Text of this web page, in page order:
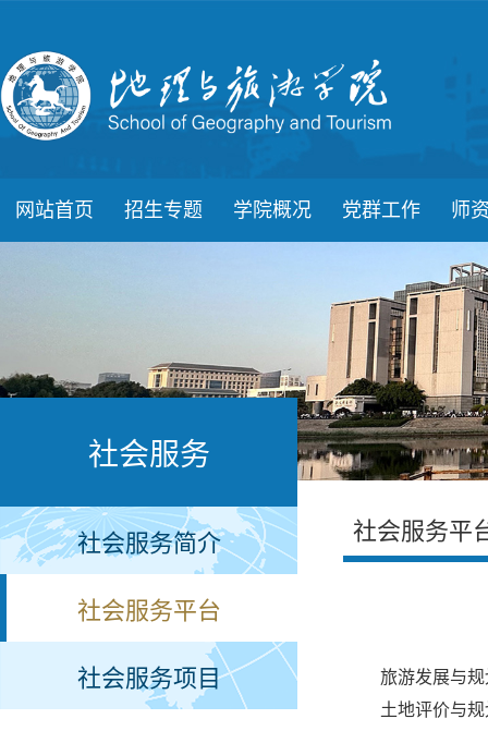
网站首页 招生专题 学院概况 党群工作 师
社会服务
社会服务简介
社会服务平台
社会服务项目
社会服务平
旅游发展与
土地评价与